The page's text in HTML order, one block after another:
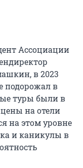
Ассоциации
в 2023
подорожал в
туры были в
на отели
на этом уровне
и каникулы в